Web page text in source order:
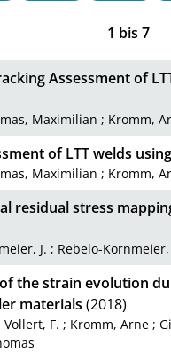
1 bis 7
Assessment of
Maximilian ; Kromm,
of LTT welds
Maximilian ; Kromm,
residual stress
J. ; Rebelo-Kornmeier,
the strain evolution
materials (2018)
Vollert, F. ; Kromm, Arne ;